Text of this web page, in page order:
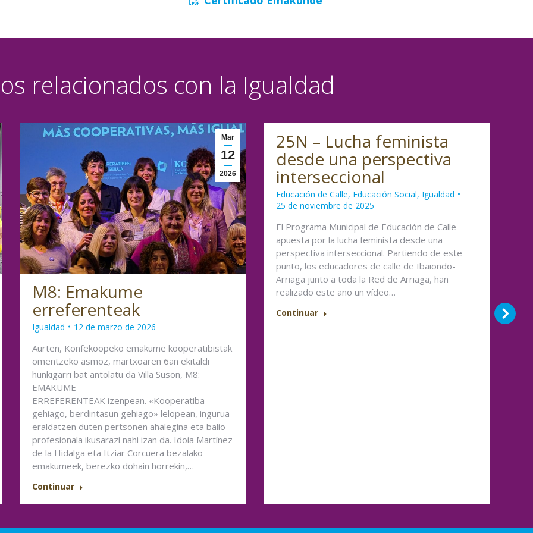
relacionados con la Igualdad
Mar
12
2026
M8: Emakume
erreferenteak
Igualdad 12 de marzo de 2026
Aurten, Konfekoopeko emakume kooperatibistak
omentzeko asmoz, martxoaren 6an ekitaldi
hunkigarri bat antolatu da Villa Suson, M8:
EMAKUME
ERREFERENTEAK izenpean. «Kooperatiba
gehiago, berdintasun gehiago» lelopean, ingurua
eraldatzen duten pertsonen ahalegina eta balio
profesionala ikusarazi nahi izan da. Idoia Martínez
de la Hidalga eta Itziar Corcuera bezalako
emakumeek, berezko dohain horrekin,…
Continuar
25N – Lucha feminista
desde una perspectiva
interseccional
Educación de Calle, Educación Social, Igualdad
25 de noviembre de 2025
El Programa Municipal de Educación de Calle
apuesta por la lucha feminista desde una
perspectiva interseccional. Partiendo de este
punto, los educadores de calle de Ibaiondo-
Arriaga junto a toda la Red de Arriaga, han
realizado este año un vídeo…
Continuar